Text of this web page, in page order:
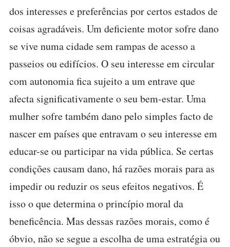
dos interesses e preferências por certos estados de
coisas agradáveis. Um deficiente motor sofre dano
se vive numa cidade sem rampas de acesso a
passeios ou edifícios. O seu interesse em circular
com autonomia fica sujeito a um entrave que
afecta significativamente o seu bem-estar. Uma
mulher sofre também dano pelo simples facto de
nascer em países que entravam o seu interesse em
educar-se ou participar na vida pública. Se certas
condições causam dano, há razões morais para as
impedir ou reduzir os seus efeitos negativos. É
isso o que determina o princípio moral da
beneficência. Mas dessas razões morais, como é
óbvio, não se segue a escolha de uma estratégia ou